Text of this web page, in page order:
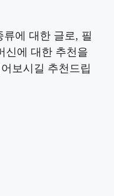
에 대한 글로, 필
신에 대한 추천을
보시길 추천드립